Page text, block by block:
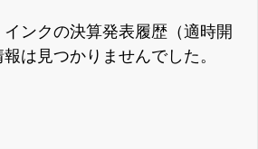
インクの決算発表履歴（適時開
は見つかりませんでした。